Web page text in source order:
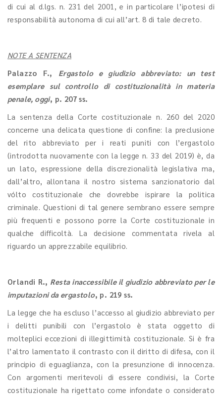
di cui al d.lgs. n. 231 del 2001, e in particolare l’ipotesi di
responsabilità autonoma di cui all’art. 8 di tale decreto.
NOTE A SENTENZA
Palazzo F., Ergastolo e giudizio abbreviato: un test
esemplare sul controllo di costituzionalità in materia
penale, oggi, p. 207 ss.
La sentenza della Corte costituzionale n. 260 del 2020
concerne una delicata questione di confine: la preclusione
del rito abbreviato per i reati puniti con l’ergastolo
(introdotta nuovamente con la legge n. 33 del 2019) è, da
un lato, espressione della discrezionalità legislativa ma,
dall’altro, allontana il nostro sistema sanzionatorio dal
vólto costituzionale che dovrebbe ispirare la politica
criminale. Questioni di tal genere sembrano essere sempre
più frequenti e possono porre la Corte costituzionale in
qualche difficoltà. La decisione commentata rivela al
riguardo un apprezzabile equilibrio.
Orlandi R., Resta inaccessibile il giudizio abbreviato per le
imputazioni da ergastolo, p. 219 ss.
La legge che ha escluso l’accesso al giudizio abbreviato per
i delitti punibili con l’ergastolo è stata oggetto di
molteplici eccezioni di illegittimità costituzionale. Si è fra
l’altro lamentato il contrasto con il diritto di difesa, con il
principio di eguaglianza, con la presunzione di innocenza.
Con argomenti meritevoli di essere condivisi, la Corte
costituzionale ha rigettato come infondate o considerato